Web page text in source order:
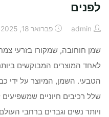
לפנים
admin פברואר 18, 2025
שמן חוחובה, שמקורו בזרעי
לאחד המוצרים המבוקשים
הטבעי. השמן, המיוצר על ידי
שלל רכיבים חיוניים
ויותר נשים וגברים ברחבי